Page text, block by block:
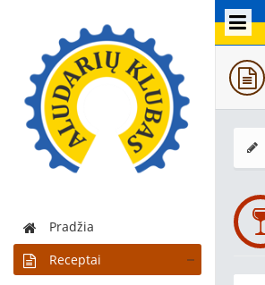
Pradžia
Receptai